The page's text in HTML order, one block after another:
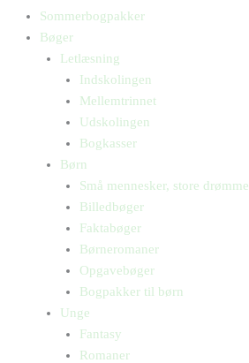
Sommerbogpakker
Bøger
Letlæsning
Indskolingen
Mellemtrinnet
Udskolingen
Bogkasser
Børn
Små mennesker, store drømme
Billedbøger
Faktabøger
Børneromaner
Opgavebøger
Bogpakker til børn
Unge
Fantasy
Romaner